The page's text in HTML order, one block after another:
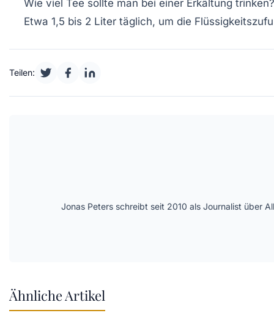
Wie viel Tee sollte man bei einer Erkältung trinken?
Etwa 1,5 bis 2 Liter täglich, um die
Teilen:
Jonas Peters schreibt seit 2010 als Journalist über
Ähnliche Artikel